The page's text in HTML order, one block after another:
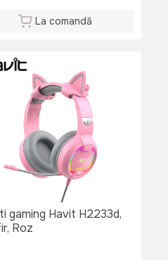
La comandă
gaming Havit H2233d,
Roz